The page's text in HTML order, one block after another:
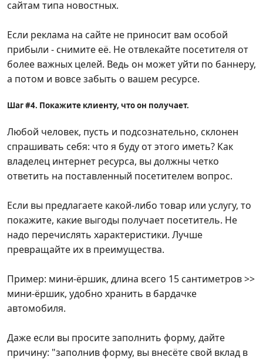
сайтам типа новостных.
Если реклама на сайте не приносит вам особой
прибыли - снимите её. Не отвлекайте посетителя от
более важных целей. Ведь он может уйти по баннеру,
а потом и вовсе забыть о вашем ресурсе.
Шаг #4. Покажите клиенту, что он получает.
Любой человек, пусть и подсознательно, склонен
спрашивать себя: что я буду от этого иметь? Как
владелец интернет ресурса, вы должны четко
ответить на поставленный посетителем вопрос.
Если вы предлагаете какой-либо товар или услугу, то
покажите, какие выгоды получает посетитель. Не
надо перечислять характеристики. Лучше
превращайте их в преимущества.
Пример: мини-ёршик, длина всего 15 сантиметров >>
мини-ёршик, удобно хранить в бардачке
автомобиля.
Даже если вы просите заполнить форму, дайте
причину: "заполнив форму, вы внесёте свой вклад в